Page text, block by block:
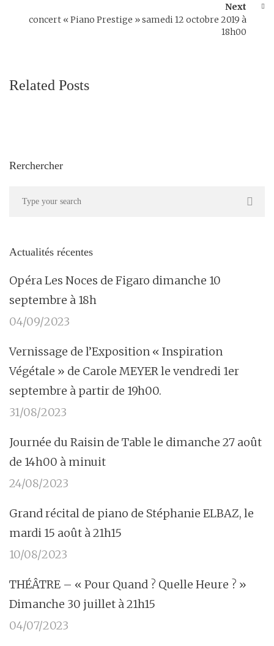
Next
concert « Piano Prestige » samedi 12 octobre 2019 à
18h00
Related Posts
Rerchercher
Actualités récentes
Opéra Les Noces de Figaro dimanche 10
septembre à 18h
04/09/2023
Vernissage de l’Exposition « Inspiration
Végétale » de Carole MEYER le vendredi 1er
septembre à partir de 19h00.
31/08/2023
Journée du Raisin de Table le dimanche 27 août
de 14h00 à minuit
24/08/2023
Grand récital de piano de Stéphanie ELBAZ, le
mardi 15 août à 21h15
10/08/2023
THÉÂTRE – « Pour Quand ? Quelle Heure ? »
Dimanche 30 juillet à 21h15
04/07/2023